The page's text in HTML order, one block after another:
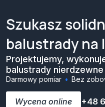
Szukasz
balustrady na
Projektujemy,
balustrady
Darmowy pomiar Bez
Wycena online +48